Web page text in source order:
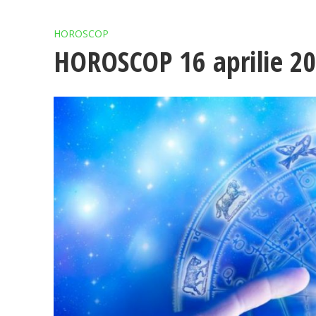
HOROSCOP
HOROSCOP 16 aprilie